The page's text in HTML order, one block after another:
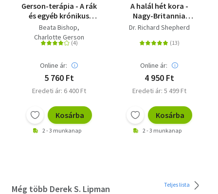
Gerson-terápia - A rák
és egyéb krónikus
betegségek
gyógyítása
Beata Bishop
Charlotte Gerson
Online ár:
5 760 Ft
Eredeti ár: 6 400 Ft
Kosárba
2 - 3 munkanap
A halál hét kora -
Nagy-Britannia
leghíresebb
kórboncnoka feltárja
Dr. Richard Shepherd
Online ár:
4 950 Ft
Eredeti ár: 5 499 Ft
Kosárba
2 - 3 munkanap
Még több Derek S. Lipman Teljes lista